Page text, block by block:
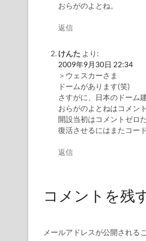
おらがのよとね。
返信
けんた より:
2009年9月30日 22:34
＞ウェスカーさま
ドームがあります(笑)
さすがに、日本のドーム
おらがのよとねはコメン
開設当初はコメントゼロ
復活させるにはまたコー
返信
コメントを残
メールアドレスが公開される